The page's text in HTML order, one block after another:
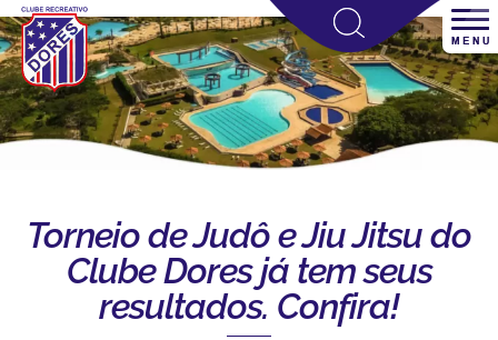
Torneio de Judô e Jiu Jitsu do
Clube Dores já tem seus
resultados. Confira!